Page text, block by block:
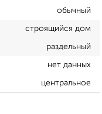
обычный
строящийся дом
раздельный
нет данных
центральное